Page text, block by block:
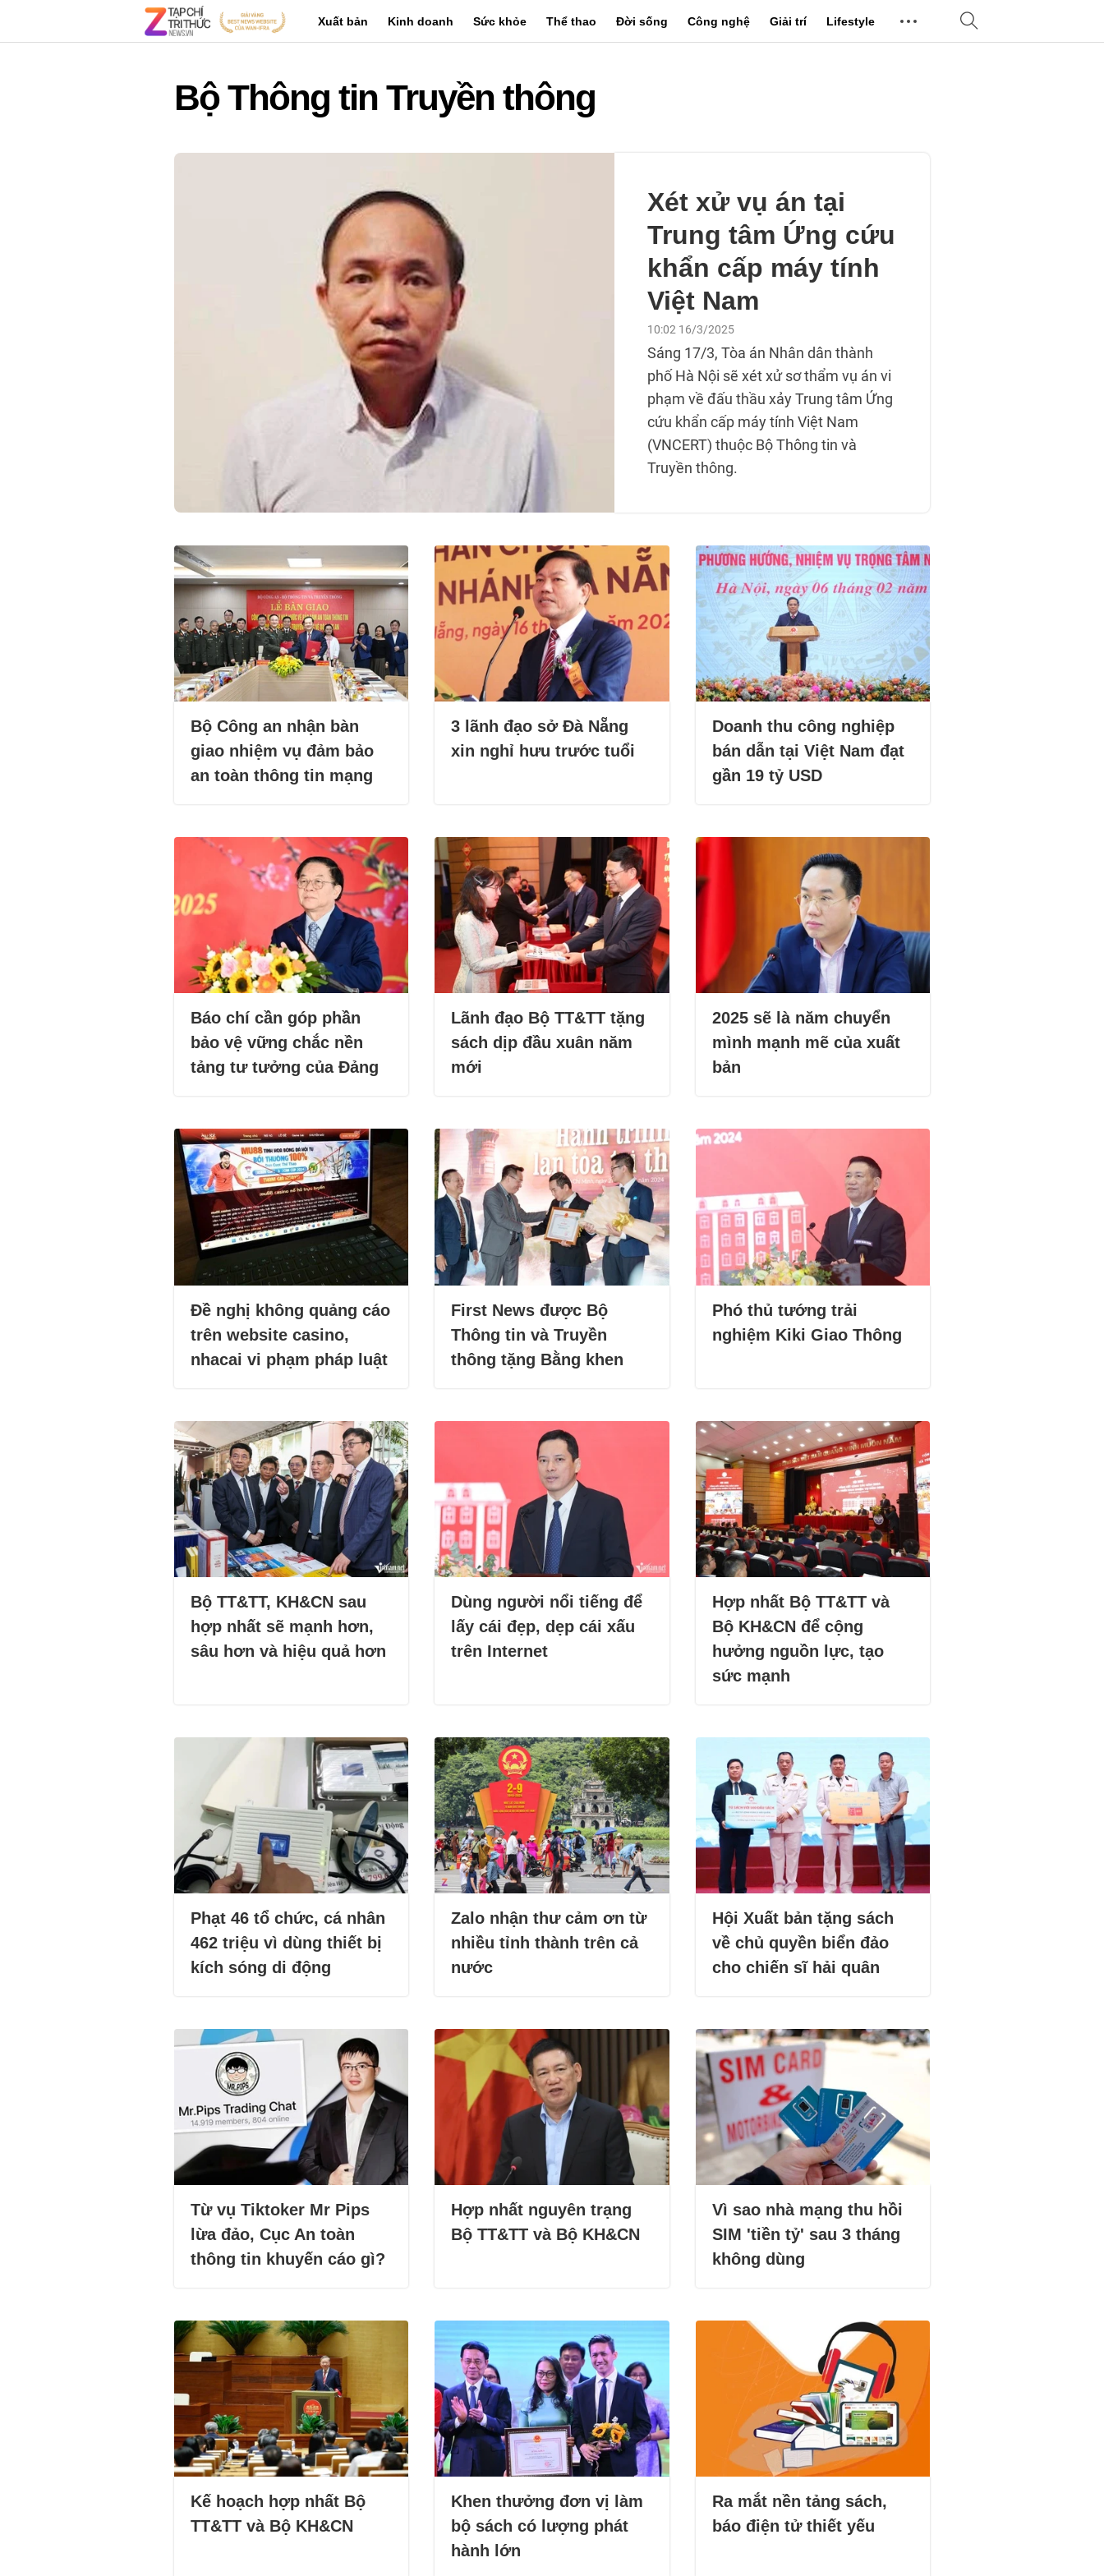
Xuất bản Kinh doanh Sức khỏe Thể thao Đời sống Công nghệ Giải trí Lifestyle
Bộ Thông tin Truyền thông
Xét xử vụ án tại
Trung tâm Ứng cứu
khẩn cấp máy tính
Việt Nam
10:02 16/3/2025
Sáng 17/3, Tòa án Nhân dân thành
phố Hà Nội sẽ xét xử sơ thẩm vụ án vi
phạm về đấu thầu xảy Trung tâm Ứng
cứu khẩn cấp máy tính Việt Nam
(VNCERT) thuộc Bộ Thông tin và
Truyền thông.
Bộ Công an nhận bàn
giao nhiệm vụ đảm bảo
an toàn thông tin mạng
3 lãnh đạo sở Đà Nẵng
xin nghỉ hưu trước tuổi
Doanh thu công nghiệp
bán dẫn tại Việt Nam đạt
gần 19 tỷ USD
Báo chí cần góp phần
bảo vệ vững chắc nền
tảng tư tưởng của Đảng
Lãnh đạo Bộ TT&TT tặng
sách dịp đầu xuân năm
mới
2025 sẽ là năm chuyển
mình mạnh mẽ của xuất
bản
Đề nghị không quảng cáo
trên website casino,
nhacai vi phạm pháp luật
First News được Bộ
Thông tin và Truyền
thông tặng Bằng khen
Phó thủ tướng trải
nghiệm Kiki Giao Thông
Bộ TT&TT, KH&CN sau
hợp nhất sẽ mạnh hơn,
sâu hơn và hiệu quả hơn
Dùng người nổi tiếng để
lấy cái đẹp, dẹp cái xấu
trên Internet
Hợp nhất Bộ TT&TT và
Bộ KH&CN để cộng
hưởng nguồn lực, tạo
sức mạnh
Phạt 46 tổ chức, cá nhân
462 triệu vì dùng thiết bị
kích sóng di động
Zalo nhận thư cảm ơn từ
nhiều tỉnh thành trên cả
nước
Hội Xuất bản tặng sách
về chủ quyền biển đảo
cho chiến sĩ hải quân
Từ vụ Tiktoker Mr Pips
lừa đảo, Cục An toàn
thông tin khuyến cáo gì?
Hợp nhất nguyên trạng
Bộ TT&TT và Bộ KH&CN
Vì sao nhà mạng thu hồi
SIM 'tiền tỷ' sau 3 tháng
không dùng
Kế hoạch hợp nhất Bộ
TT&TT và Bộ KH&CN
Khen thưởng đơn vị làm
bộ sách có lượng phát
hành lớn
Ra mắt nền tảng sách,
báo điện tử thiết yếu